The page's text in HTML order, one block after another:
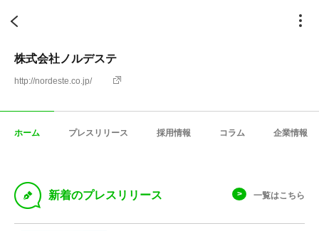
株式会社ノルデステ
http://nordeste.co.jp/
ホーム プレスリリース 採用情報 コラム 企業情報
D 新着のプレスリリース 一覧はこちら